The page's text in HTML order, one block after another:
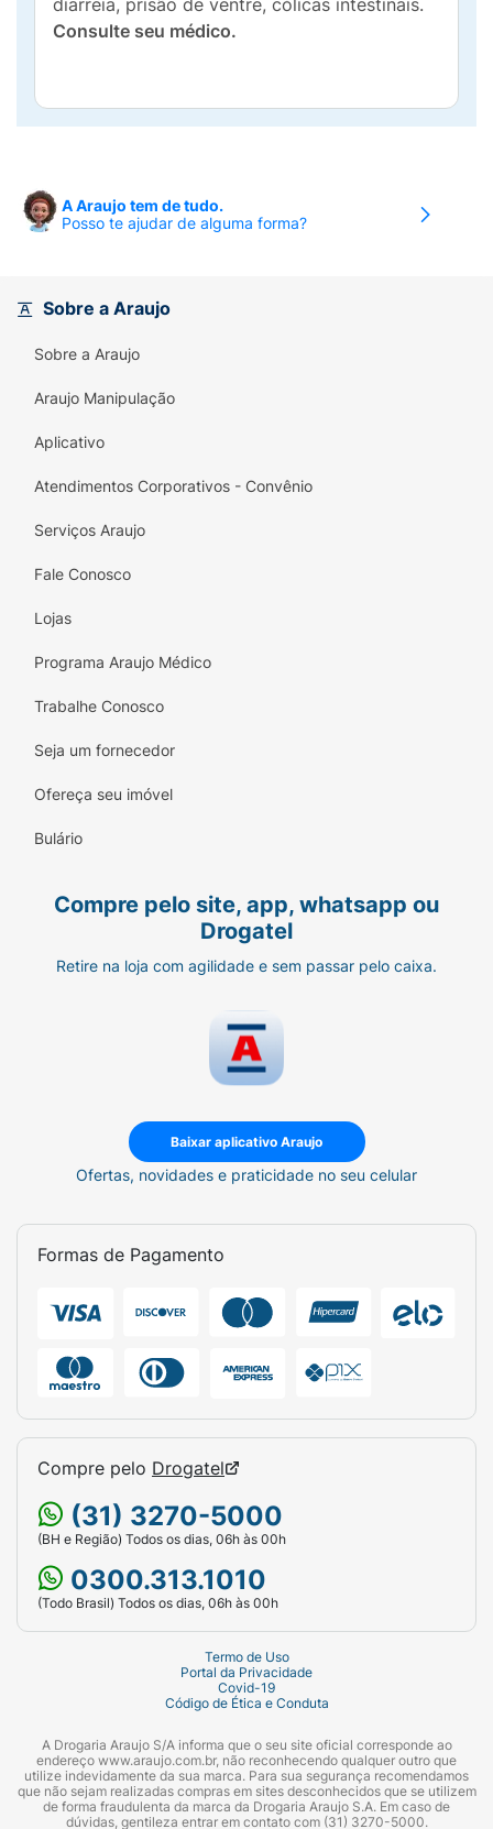
diarreia, prisão de ventre, cólicas intestinais.
Consulte seu médico.
A Araujo tem de tudo.
Posso te ajudar de alguma forma?
Sobre a Araujo
Sobre a Araujo
Araujo Manipulação
Aplicativo
Atendimentos Corporativos - Convênio
Serviços Araujo
Fale Conosco
Lojas
Programa Araujo Médico
Trabalhe Conosco
Seja um fornecedor
Ofereça seu imóvel
Bulário
Compre pelo site, app, whatsapp ou
Drogatel
Retire na loja com agilidade e sem passar pelo caixa.
Baixar aplicativo Araujo
Ofertas, novidades e praticidade no seu celular
Formas de Pagamento
Compre pelo Drogatel
(31) 3270-5000
(BH e Região) Todos os dias, 06h às 00h
0300.313.1010
(Todo Brasil) Todos os dias, 06h às 00h
Termo de Uso
Portal da Privacidade
Covid-19
Código de Ética e Conduta
A Drogaria Araujo S/A informa que o seu site oficial corresponde ao
endereço www.araujo.com.br, não reconhecendo qualquer outro que
utilize indevidamente da sua marca. Para sua segurança recomendamos
que não sejam realizadas compras em sites desconhecidos que se utilizem
de forma fraudulenta da marca da Drogaria Araujo S.A. Em caso de
dúvidas, gentileza entrar em contato com (31) 3270-5000.